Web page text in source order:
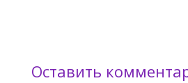
Оставить